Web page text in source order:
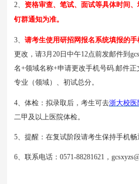
2、 资格审查、笔试、面试等具体时间
钉群通知为准。
3、 请考生使用研招网报名系统填报的手
更改，请3月20日中午12点前发邮件到
名+领域名称+申请更改手机号码.邮件
专业（领域）、初试总分。
4、体检：拟录取后 ， 考生可去浙大校医
二甲及以上医院体检。
5、提醒：在复试阶段请考生保持手机畅
6、联系电话：0571-88281621，